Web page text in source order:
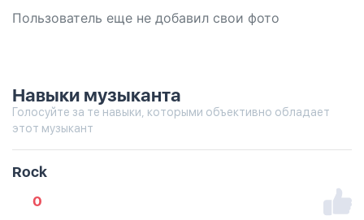
Пользователь еще не добавил свои фото
Навыки музыканта
Голосуйте за те навыки, которыми объективно обладает
этот музыкант
Rock
0